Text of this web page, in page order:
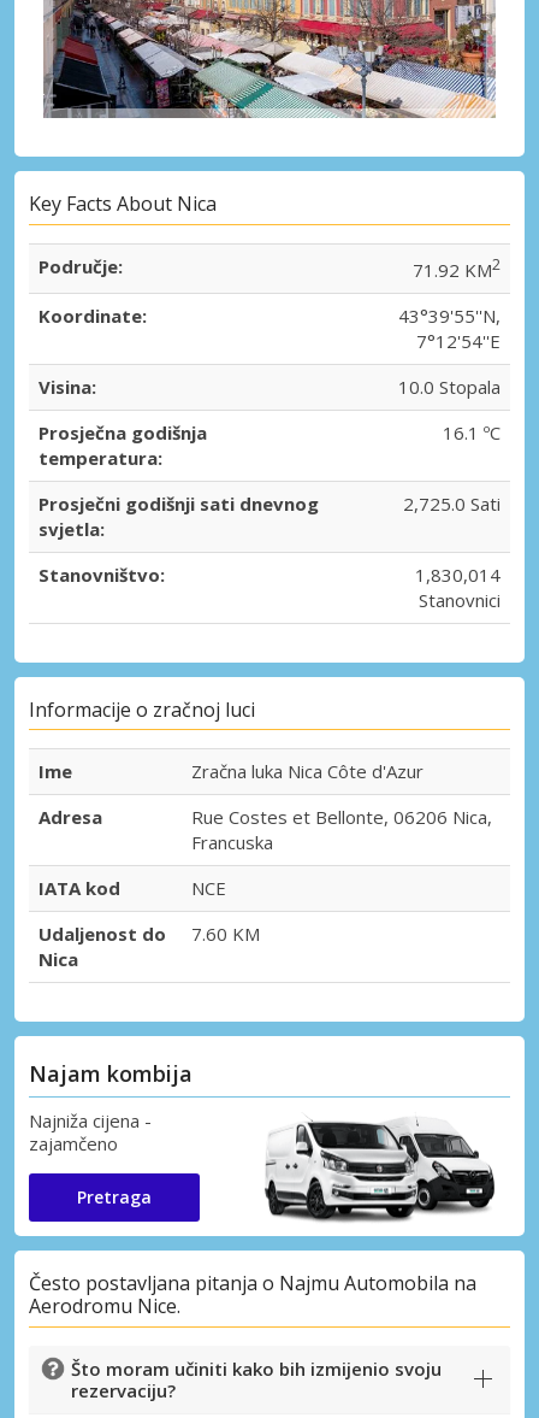
Key Facts About Nica
Područje: 71.92 KM2
Koordinate:
43°39'55''N,
7°12'54''E
Visina:
10.0 Stopala
Prosječna godišnja
temperatura:
16.1 ºC
Prosječni godišnji sati dnevnog
svjetla:
2,725.0 Sati
Stanovništvo:
1,830,014
Stanovnici
Informacije o zračnoj luci
Ime
Zračna luka Nica Côte d'Azur
Adresa
Rue Costes et Bellonte, 06206 Nica,
Francuska
IATA kod
NCE
Udaljenost do
Nica
7.60 KM
Najam kombija
Najniža cijena -
zajamčeno
Pretraga
Često postavljana pitanja o Najmu Automobila na
Aerodromu Nice.
Što moram učiniti kako bih izmijenio svoju
rezervaciju?